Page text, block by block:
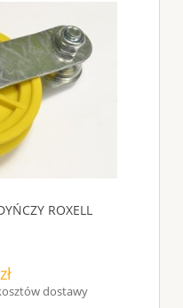
ROXELL
dostawy